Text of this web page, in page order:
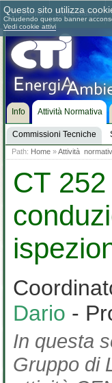
Chi siamo Dove siamo
Info Attività Normativa
Commissioni Tecniche
Path: Home »Attività
CT
Dario -
In questa
Gruppo di
Questo sito utilizza
Chiudendo questo banner
Vedi cookie attivi